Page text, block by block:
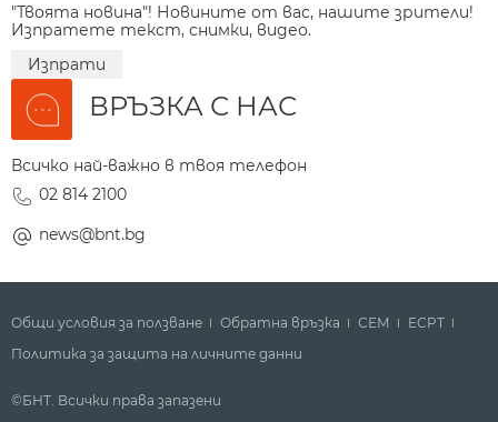
"Твоята новина"! Новините от вас, нашите зрители!
Изпратете текст, снимки, видео.
Изпрати
ВРЪЗКА С НАС
Всичко най-важно в твоя телефон
02 814 2100
news@bnt.bg
Общи условия за ползване Обратна връзка СЕМ
ECPT
Политика за защита на личните данни
©БНТ. Всички права запазени